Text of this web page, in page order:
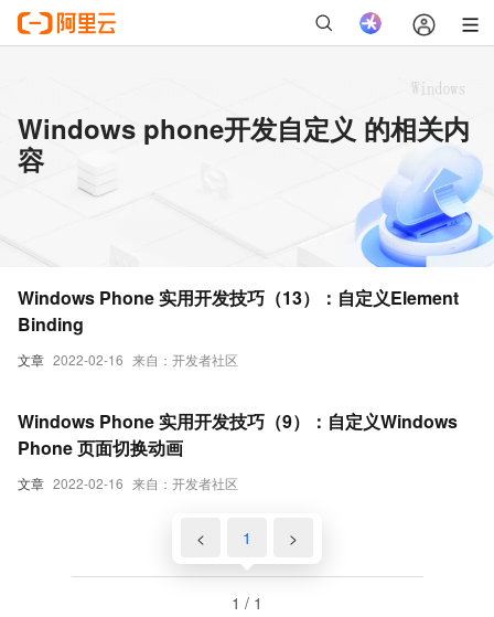
Windows phone开发自定义 的相关内
容
文章 2022-02-16 来自：开发者社区
Windows Phone 实用开发技巧（13）：自定义Element
Binding
文章 2022-02-16 来自：开发者社区
Windows Phone 实用开发技巧（9）：自定义Windows
Phone 页面切换动画
< 1 >
1 / 1